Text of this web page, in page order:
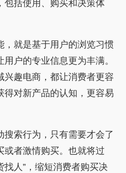
包括使用、购买和决策体
，就是基于用户的浏览习惯
户的专业信息更为丰满。
兴趣电商，都让消费者更容
得对新产品的认知，更容易
搜索行为，只有需要才会了
或者激情购买。也就将过
找人”，缩短消费者购买决